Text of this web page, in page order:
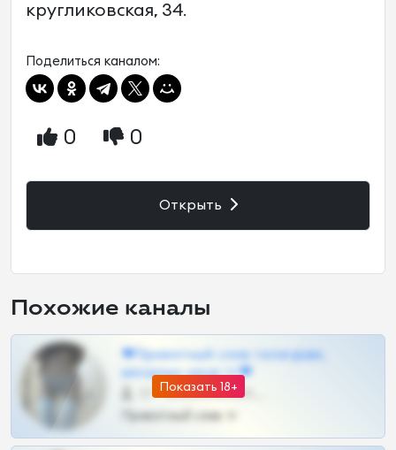
кругликовская, 34.
Поделиться каналом:
0 0
Открыть
Похожие каналы
Показать 18+
❤Приватный слив телеграм,
шкодных шкур тг❤
57 •
Приватный слив тг